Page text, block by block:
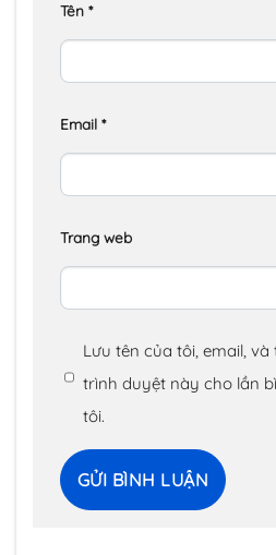
Tên *
Email *
Trang web
Lưu tên của tôi, email,
trình duyệt này cho lần
tôi.